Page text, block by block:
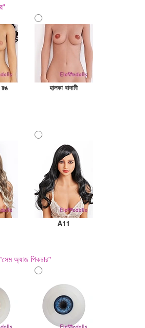
রঙ হালকা বাদামী
A11
অ্যাজ পিকচার"